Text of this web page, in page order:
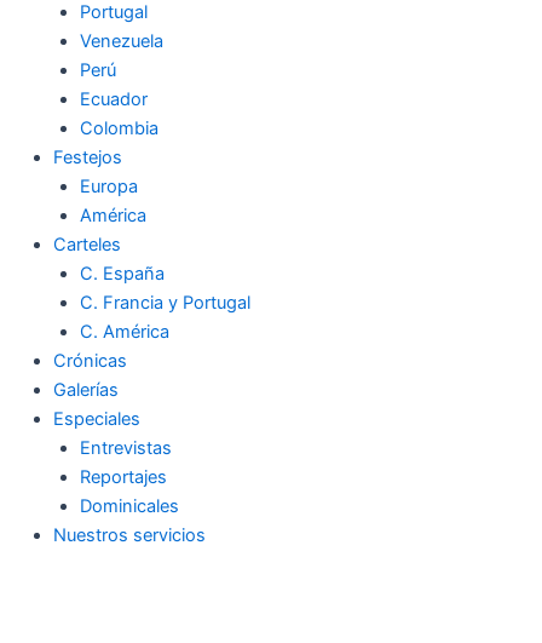
Portugal
Venezuela
Perú
Ecuador
Colombia
Festejos
Europa
América
Carteles
C. España
C. Francia y Portugal
C. América
Crónicas
Galerías
Especiales
Entrevistas
Reportajes
Dominicales
Nuestros servicios